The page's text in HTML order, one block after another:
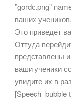
”gordo.png”
ваших
Это приведет
Оттуда
представлены
ваши ученики
увидите их в
[Speech_bubble